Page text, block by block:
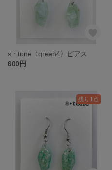
s・tone〈green4〉ピアス
600円
残り1点